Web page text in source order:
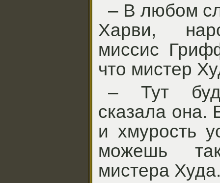
– В любом
Харви,
миссис
что мистер
– Тут
сказала она.
и хмурость
можешь
мистера